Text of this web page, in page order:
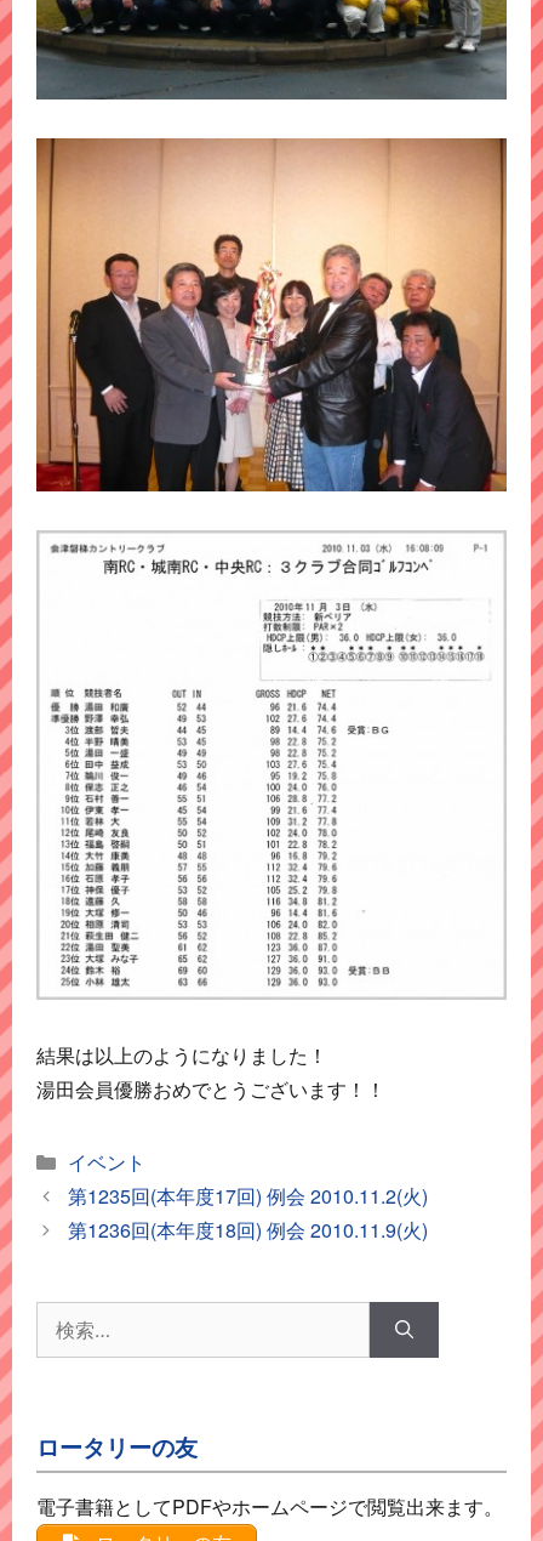
結果は以上のようになりました！
湯田会員優勝おめでとうございます！！
カ
テ
ゴ
リ
イベント
第1235回(本年度17回) 例会 2010.11.2(火)
第1236回(本年度18回) 例会 2010.11.9(火)
索:
ロータリーの友
電子書籍としてPDFやホームページで閲覧出来ます。